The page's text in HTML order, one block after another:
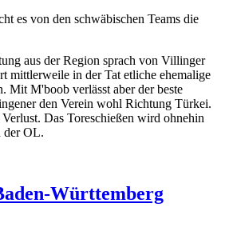
es von den schwäbischen Teams die
aus der Region sprach von Villinger
mittlerweile in der Tat etliche ehemalige
Mit M'boob verlässt aber der beste
den Verein wohl Richtung Türkei.
Das Toreschießen wird ohnehin
der OL.
Württemberg